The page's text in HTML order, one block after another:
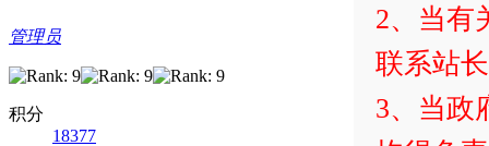
管理员
积分
18377
2、当有
联系站
3、当政